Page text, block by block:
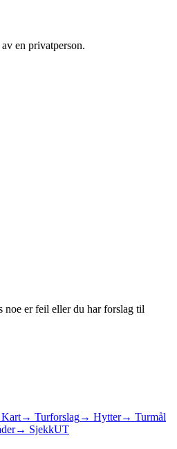
en privatperson.
er feil eller du har forslag til
→ Turforslag→ Hytter→ Turmål
→ SjekkUT